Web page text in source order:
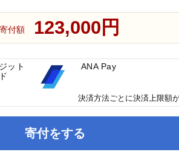
寄付額 123,000円
寄付をする
ット
ANA Pay
決済方法ごとに決済上限額